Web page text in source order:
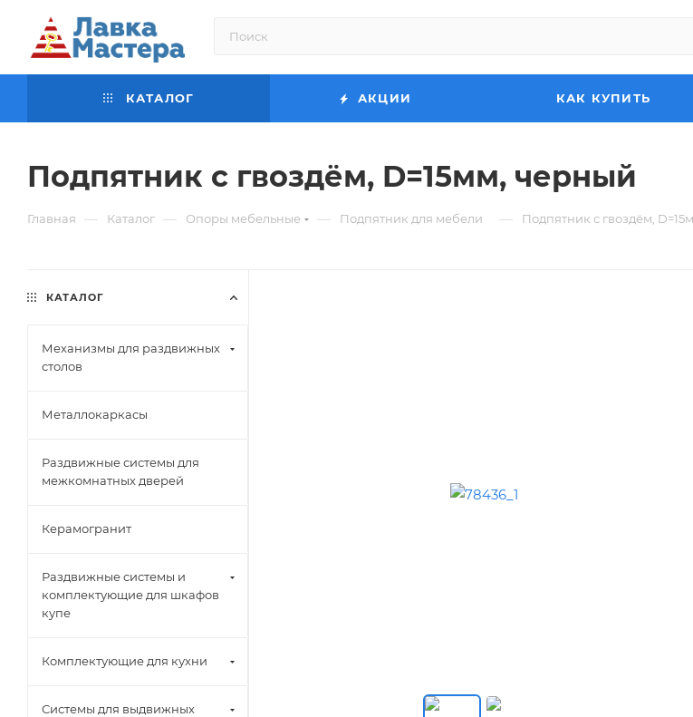
КАТАЛОГ АКЦИИ КАК КУПИТЬ
Подпятник с гвоздём, D=15мм, черный
Главная — Каталог — Опоры мебельные — Подпятник для мебели — Подпятник с гвоздём,
КАТАЛОГ
Механизмы для раздвижных
столов
Металлокаркасы
Раздвижные системы для
межкомнатных дверей
Керамогранит
Раздвижные системы и
комплектующие для шкафов
купе
Комплектующие для кухни
Системы для выдвижных